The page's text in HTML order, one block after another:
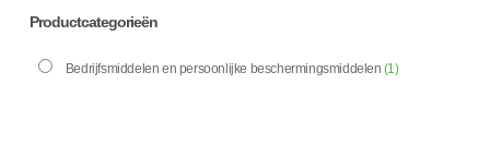
Productcategorieën
Bedrijfsmiddelen en persoonlijke beschermingsmiddelen (1)